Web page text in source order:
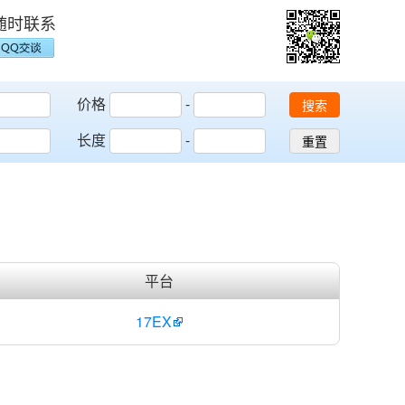
时联系
价格
-
长度
-
搜索
重置
平台
17EX